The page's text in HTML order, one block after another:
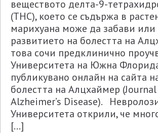
веществото делта-9-
(THC), което се съдържа в
марихуана може да забави или
развитието на болестта на
това сочи предклинично
Университета на Южна
публикувано онлайн на сайта
болестта на Алцхаймер
Alzheimer’s Disease).
Университета открили, че
[…]